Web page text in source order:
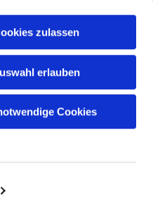
zulassen
erlauben
Cookies